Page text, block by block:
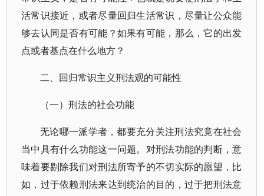
活常识接近，或者尽量回归生活常识，尽量让公众能
够去认同是否有可能？如果有可能，那么，它的出发
点或者基点在什么地方？
二、回归常识主义刑法观的可能性
（一）刑法的社会功能
无论哪一派学者，都要充分关注刑法究竟在社会
当中具有什么功能这一问题。对刑法功能的判断，意
味着要剔除我们对刑法所寄予的不切实际的愿望，比
如，过于依赖刑法来达到统治的目的，过于把刑法意